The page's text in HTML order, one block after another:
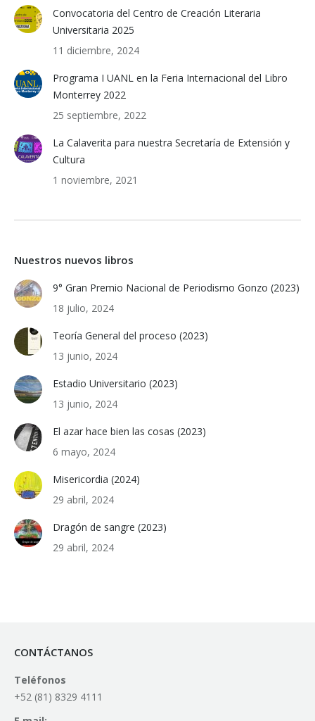
Convocatoria del Centro de Creación Literaria
Universitaria 2025
11 diciembre, 2024
Programa I UANL en la Feria Internacional del Libro
Monterrey 2022
25 septiembre, 2022
La Calaverita para nuestra Secretaría de Extensión y
Cultura
1 noviembre, 2021
Nuestros nuevos libros
9° Gran Premio Nacional de Periodismo Gonzo (2023)
18 julio, 2024
Teoría General del proceso (2023)
13 junio, 2024
Estadio Universitario (2023)
13 junio, 2024
El azar hace bien las cosas (2023)
6 mayo, 2024
Misericordia (2024)
29 abril, 2024
Dragón de sangre (2023)
29 abril, 2024
CONTÁCTANOS
Teléfonos
+52 (81) 8329 4111